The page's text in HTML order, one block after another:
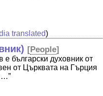
translated)
[People]
e български духовник от
от Църквата на Гърция
…”